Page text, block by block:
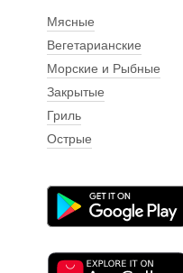
Мясные
Вегетарианские
Морские и Рыбные
Закрытые
Гриль
Острые